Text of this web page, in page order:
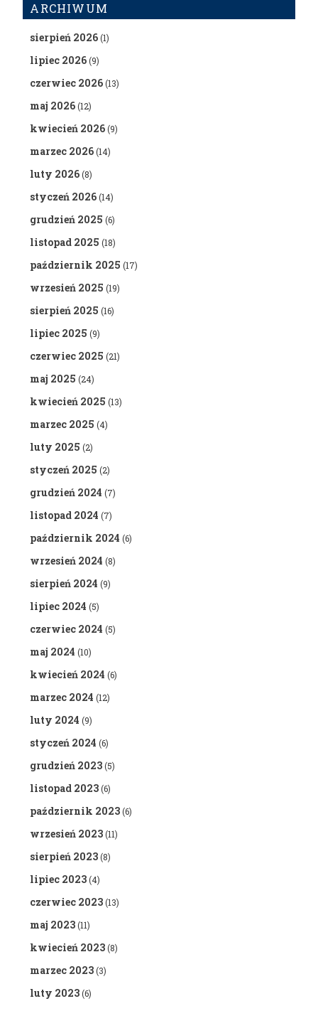
ARCHIWUM
sierpień 2026(1)
lipiec 2026(9)
czerwiec 2026(13)
maj 2026(12)
kwiecień 2026(9)
marzec 2026(14)
luty 2026(8)
styczeń 2026(14)
grudzień 2025 (6)
listopad 2025 (18)
październik 2025 (17)
wrzesień 2025 (19)
sierpień 2025 (16)
lipiec 2025 (9)
czerwiec 2025 (21)
maj 2025 (24)
kwiecień 2025 (13)
marzec 2025 (4)
luty 2025 (2)
styczeń 2025 (2)
grudzień 2024 (7)
listopad 2024 (7)
październik 2024 (6)
wrzesień 2024 (8)
sierpień 2024 (9)
lipiec 2024 (5)
czerwiec 2024 (5)
maj 2024 (10)
kwiecień 2024 (6)
marzec 2024 (12)
luty 2024 (9)
styczeń 2024 (6)
grudzień 2023(5)
listopad 2023(6)
październik 2023(6)
wrzesień 2023(11)
sierpień 2023(8)
lipiec 2023(4)
czerwiec 2023(13)
maj 2023(11)
kwiecień 2023(8)
marzec 2023(3)
luty 2023(6)